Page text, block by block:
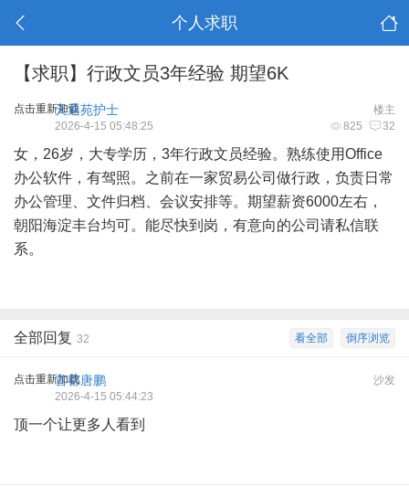
个人求职
【求职】行政文员3年经验 期望6K
点击重新加载 楼主
天通苑护士
825 32
2026-4-15 05:48:25
女，26岁，大专学历，3年行政文员经验。熟练使用Office
办公软件，有驾照。之前在一家贸易公司做行政，负责日常
办公管理、文件归档、会议安排等。期望薪资6000左右，
朝阳海淀丰台均可。能尽快到岗，有意向的公司请私信联
系。
倒序浏览
看全部
全部回复 32
点击重新加载 沙发
首都唐鹏
2026-4-15 05:44:23
顶一个让更多人看到